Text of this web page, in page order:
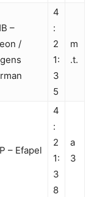
–
/
4
:
2
1:
3
5
m
.t.
– Efapel
4
:
2
1:
3
8
a
3